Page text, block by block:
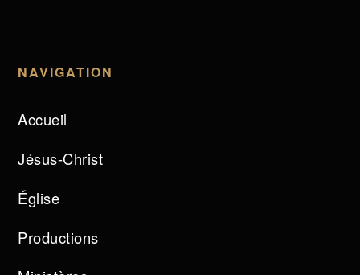
NAVIGATION
Accueil
Jésus-Christ
Église
Productions